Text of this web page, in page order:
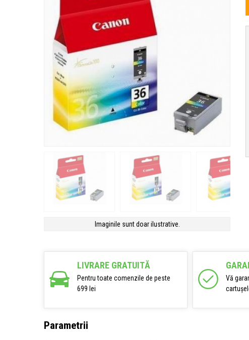
Imaginile sunt doar ilustrative.
LIVRARE GRATUITĂ
Pentru toate comenzile de peste
699 lei
Vă
Parametrii